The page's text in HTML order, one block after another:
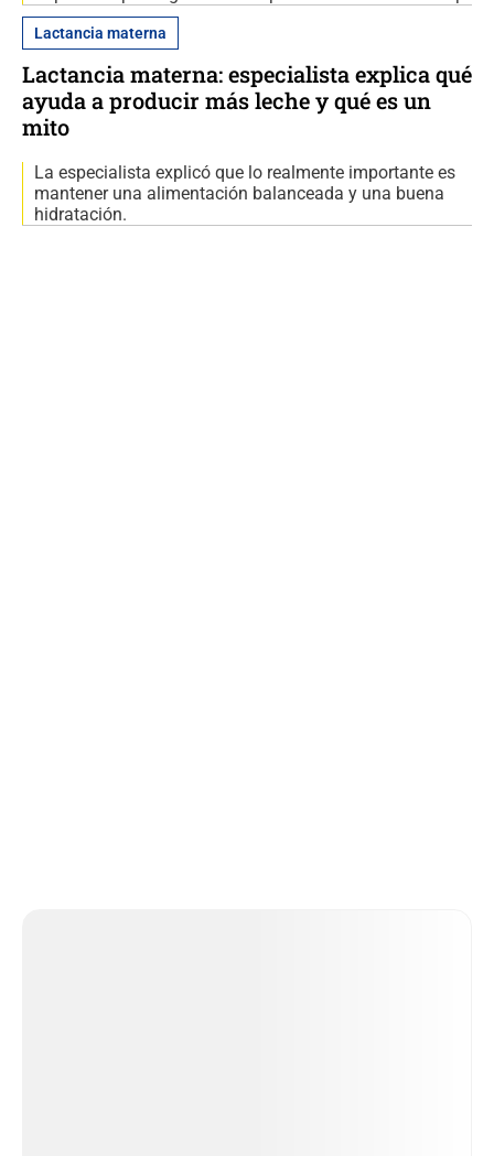
Lactancia materna
Lactancia materna: especialista explica qué
ayuda a producir más leche y qué es un
mito
La especialista explicó que lo realmente importante es
mantener una alimentación balanceada y una buena
hidratación.